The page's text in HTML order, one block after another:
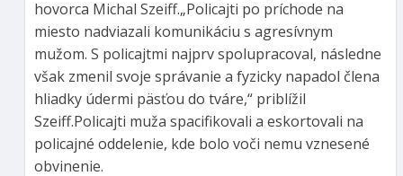
hovorca Michal Szeiff.„Policajti po príchode na
miesto nadviazali komunikáciu s agresívnym
mužom. S policajtmi najprv spolupracoval, následne
však zmenil svoje správanie a fyzicky napadol člena
hliadky údermi päsťou do tváre,“ priblížil
Szeiff.Policajti muža spacifikovali a eskortovali na
policajné oddelenie, kde bolo voči nemu vznesené
obvinenie.